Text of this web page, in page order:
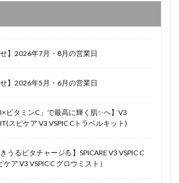
せ】2026年7月・8月の営業日
せ】2026年5月・6月の営業日
ビタミンC」で最高に輝く肌✨へ】V3
スピケア V3 VSPIC Cトラベルキット)
うるビタチャージ💪】SPICARE V3 VSPIC C
ア V3 VSPIC C グロウミスト）